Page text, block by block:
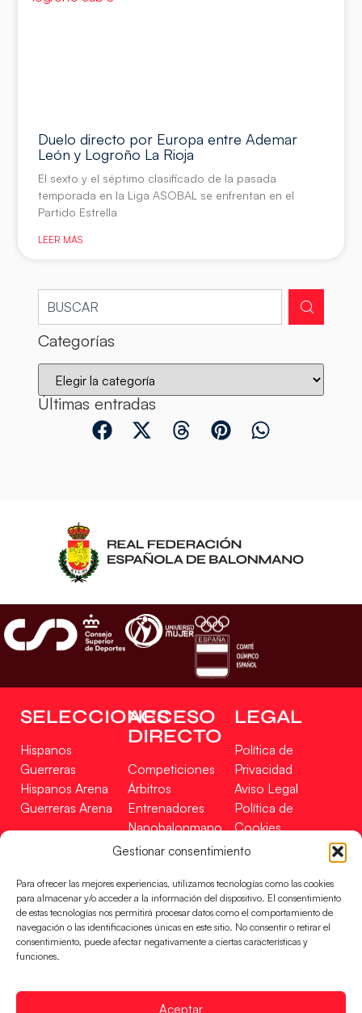
Gestionar consentimiento
Para ofrecer las mejores experiencias, utilizamos tecnologías como las cookies
para almacenar y/o acceder a la información del dispositivo. El consentimiento
de estas tecnologías nos permitirá procesar datos como el comportamiento de
navegación o las identificaciones únicas en este sitio. No consentir o retirar el
consentimiento, puede afectar negativamente a ciertas características y
funciones.
Aceptar
Duelo directo por Europa entre Ademar
León y Logroño La Rioja
El sexto y el séptimo clasificado de la pasada
temporada en la Liga ASOBAL se enfrentan en el
Partido Estrella
LEER MÁS
Categorías
Últimas entradas
SELECCIONES
Hispanos
Guerreras
Hispanos Arena
Guerreras Arena
ACCESO
DIRECTO
Competiciones
Árbitros
Entrenadores
Nanobalonmano
Tienda
LEGAL
Política de
Privacidad
Aviso Legal
Política de
Cookies
Mapa Web
Incidencias
CONTACTO
EN
FINANCIADO